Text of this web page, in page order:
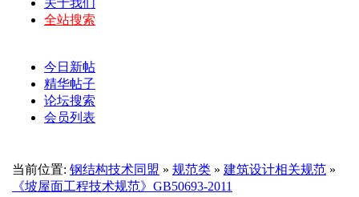
关于我们
全站搜索
今日新帖
精华帖子
论坛搜索
会员列表
当前位置: 钢结构技术同盟 » 规范类 » 建筑设计相关规范 »
《坡屋面工程技术规范》GB50693-2011